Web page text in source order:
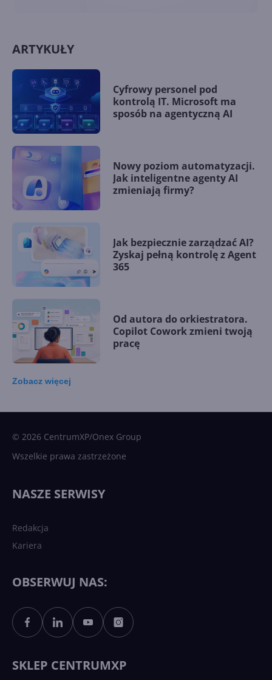
ARTYKUŁY
Cyfrowy personel pod
kontrolą IT. Microsoft ma
sposób na agentyczną AI
Nowy poziom automatyzacji.
Jak inteligentne agenty AI
zmieniają firmy?
Jak bezpiecznie zarządzać AI?
Zyskaj pełną kontrolę z Agent
365
Od autora do orkiestratora.
Copilot Cowork zmieni twoją
pracę
Sztuczna inteligencja po
polsku. Dość barier
Zobacz więcej
© 2026 CentrumXP/Onex Group
Wszelkie prawa zastrzeżone
NASZE SERWISY
Redakcja
Kariera
OBSERWUJ NAS:
SKLEP CENTRUMXP